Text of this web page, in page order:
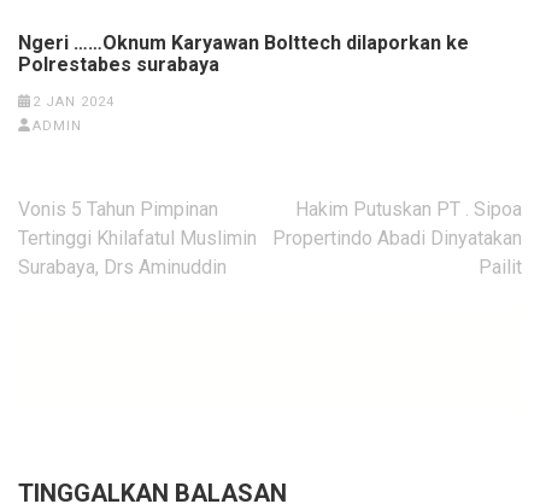
Ngeri ……Oknum Karyawan Bolttech dilaporkan ke
Polrestabes surabaya
2 JAN 2024
ADMIN
Navigasi
pos
Vonis 5 Tahun Pimpinan
Tertinggi Khilafatul Muslimin
Surabaya, Drs Aminuddin
Hakim Putuskan PT . Sipoa
Propertindo Abadi Dinyatakan
Pailit
TINGGALKAN BALASAN